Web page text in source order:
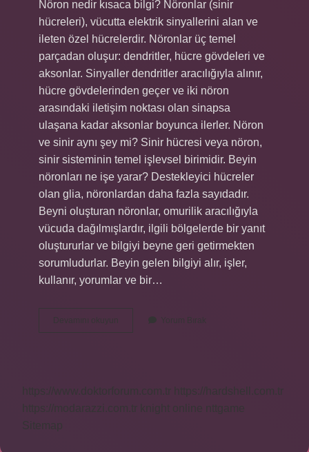
Nöron nedir kısaca bilgi? Nöronlar (sinir
hücreleri), vücutta elektrik sinyallerini alan ve
ileten özel hücrelerdir. Nöronlar üç temel
parçadan oluşur: dendritler, hücre gövdeleri ve
aksonlar. Sinyaller dendritler aracılığıyla alınır,
hücre gövdelerinden geçer ve iki nöron
arasındaki iletişim noktası olan sinapsa
ulaşana kadar aksonlar boyunca ilerler. Nöron
ve sinir aynı şey mi? Sinir hücresi veya nöron,
sinir sisteminin temel işlevsel birimidir. Beyin
nöronları ne işe yarar? Destekleyici hücreler
olan glia, nöronlardan daha fazla sayıdadır.
Beyni oluşturan nöronlar, omurilik aracılığıyla
vücuda dağılmışlardır, ilgili bölgelerde bir yanıt
oluştururlar ve bilgiyi beyne geri getirmekten
sorumludurlar. Beyin gelen bilgiyi alır, işler,
kullanır, yorumlar ve bir…
Devamını okuyun
Nedir
Yorum Bırak
https://www.doktorforum.com.tr
https://hardshell.com.tr
https://modarazzi.com.tr
knight online
nttgame
Sitemap